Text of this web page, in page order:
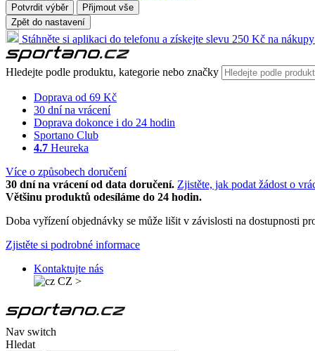
Potvrdit výběr
Přijmout vše
Zpět do nastavení
Stáhněte si aplikaci do telefonu a získejte slevu 250 Kč na
Hledejte podle produktu, kategorie nebo značky
Doprava od 69 Kč
30 dní na vrácení
Doprava dokonce i do 24 hodin
Sportano Club
4.7 Heureka
Více o způsobech doručení
30 dní na vrácení od data doručení. Zjistěte, jak podat žádost o
Většinu produktů odesíláme do 24 hodin.
Doba vyřízení objednávky se může lišit v závislosti na dostupnosti
Zjistěte si podrobné informace
Kontaktujte nás
CZ >
Nav switch
Hledat